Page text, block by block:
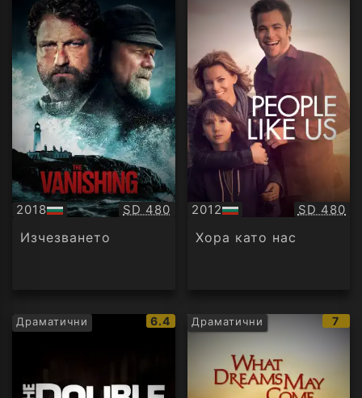
2018
БГ
аудио
Качество:
SD 480
Изчезването
2012
БГ
аудио
SD 480
Хора като нас
Драматични
IMDb
рейтинг:
6.4 Драматични 7